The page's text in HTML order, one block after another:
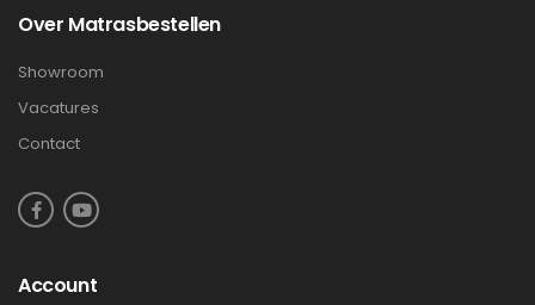
Over Matrasbestellen
Showroom
Vacatures
Contact
Account